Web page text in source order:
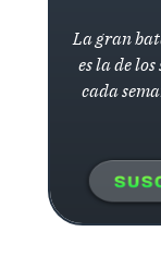
La gran
es la de
cada